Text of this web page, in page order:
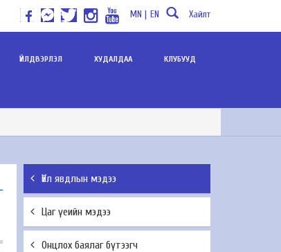
MN | EN Хайлт
ҮЙЛДВЭРЛЭЛ ХУДАЛДАА КЛУБУУД
Үйл явдлын мэдээ
Цаг үеийн мэдээ
Онцлох баялаг бүтээгч